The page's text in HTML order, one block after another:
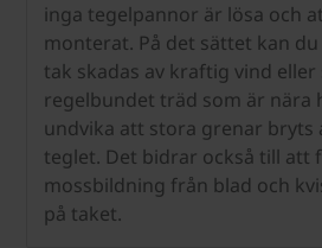
inga tegelpannor är lösa och
monterat. På det sättet kan
tak skadas av kraftig vind
regelbundet träd som är nära
undvika att stora grenar bryts
teglet. Det bidrar också till att
mossbildning från blad och
på taket.